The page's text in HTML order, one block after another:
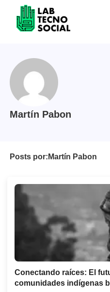
Saltar
Martín Pabon
Posts por: Martín Pabon
Conectando raíces: El
comunidades indígenas